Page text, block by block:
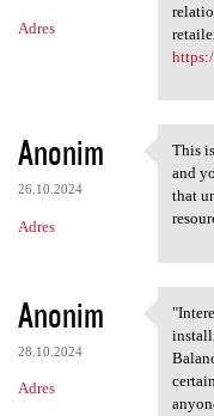
Adres
Anonim
26.10.2024
Adres
This
This
and
that
Anonim
28.10.2024
Adres